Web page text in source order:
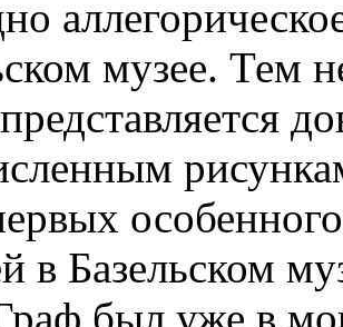
музее. Тем
в Базельском
был уже в